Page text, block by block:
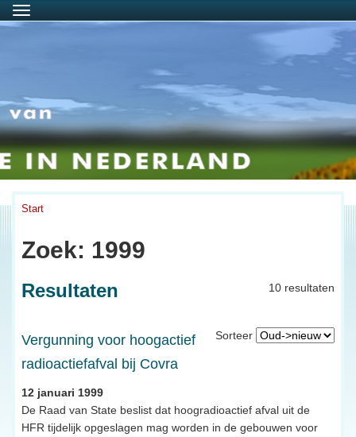
Menu
Start
Zoek: 1999
10 resultaten
Resultaten
Sorteer
Vergunning voor hoogactief
radioactiefafval bij Covra
12 januari 1999
De Raad van State beslist dat hoogradioactief afval uit de
HFR tijdelijk opgeslagen mag worden in de gebouwen voor